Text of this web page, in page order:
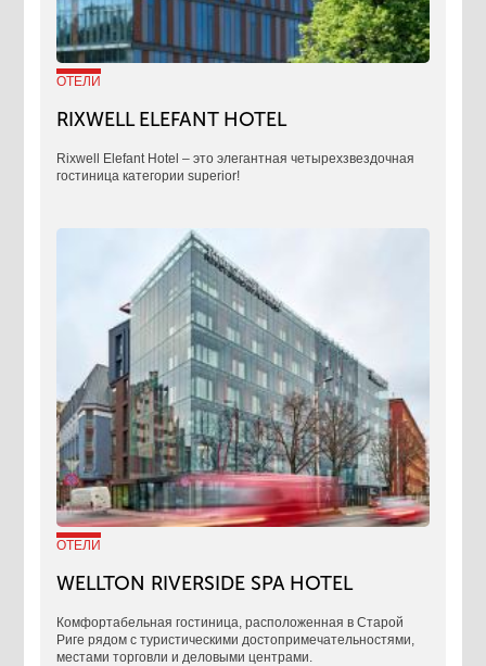
ОТЕЛИ
RIXWELL ELEFANT HOTEL
Rixwell Elefant Hotel ‒ это элегантная четырехзвездочная
гостиница категории superior!
ОТЕЛИ
WELLTON RIVERSIDE SPA HOTEL
Комфортабельная гостиница, расположенная в Старой
Риге рядом с туристическими достопримечательностями,
местами торговли и деловыми центрами.